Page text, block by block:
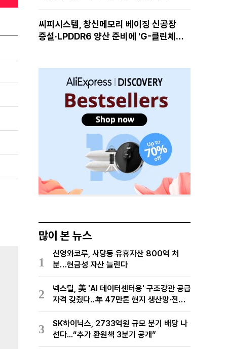
씨피시스템, 창신메모리 베이징 신공장
증설·LPDDR6 양산 준비에 'G-클린체
많이 본 뉴스
1
신영와코루, 사당동 유휴자산 800억 처
분…현금성 자산 늘린다
2
넥스틸, 美 'AI 데이터센터용' 구조강관 공급
자격 갖췄다‥年 47만톤 현지 생산망·전미
유통망 구축
3
SK하이닉스, 2733억원 규모 분기 배당 나
선다...“추가 환원책 3분기 공개”